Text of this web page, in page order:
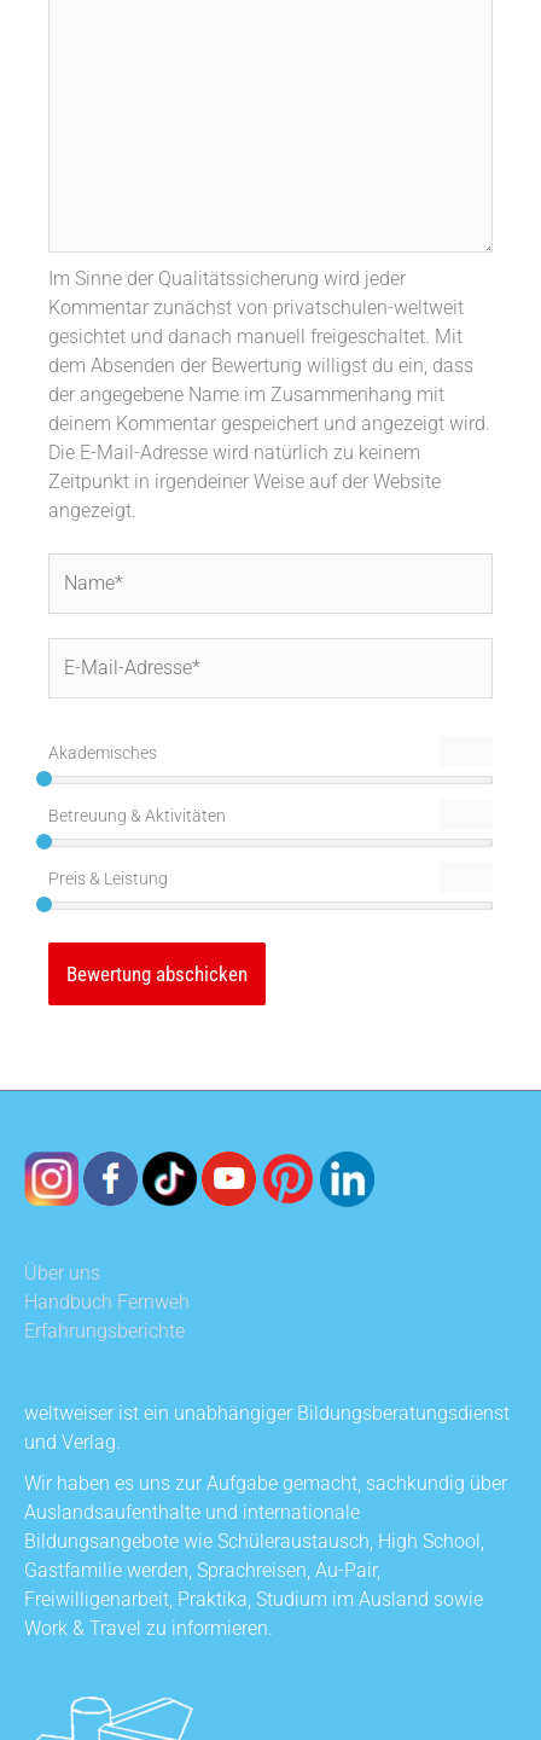
Im Sinne der Qualitätssicherung wird jeder
Kommentar zunächst von privatschulen-weltweit
gesichtet und danach manuell freigeschaltet. Mit
dem Absenden der Bewertung willigst du ein, dass
der angegebene Name im Zusammenhang mit
deinem Kommentar gespeichert und angezeigt wird.
Die E-Mail-Adresse wird natürlich zu keinem
Zeitpunkt in irgendeiner Weise auf der Website
angezeigt.
Mail-
Akademisches
Betreuung & Aktivitäten
Preis & Leistung
Über uns
Handbuch Fernweh
Erfahrungsberichte
weltweiser ist ein unabhängiger Bildungsberatungsdienst
und Verlag.
Wir haben es uns zur Aufgabe gemacht, sachkundig über
Auslandsaufenthalte und internationale
Bildungsangebote wie Schüleraustausch, High School,
Gastfamilie werden, Sprachreisen, Au-Pair,
Freiwilligenarbeit, Praktika, Studium im Ausland sowie
Work & Travel zu informieren.